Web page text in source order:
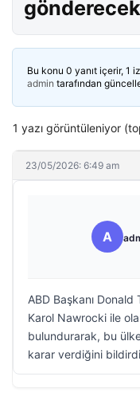
Bu konu 0 yanıt içerir, 1
admin tarafından
1 yazı görüntüleniyor
23/05/2026: 6:49 am
A
ABD Başkanı
Karol Nawrocki ile
bulundurarak, bu
karar verdiğini